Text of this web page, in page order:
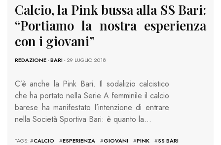
Calcio, la Pink bussa alla SS Bari:
“Portiamo la nostra esperienza
con i giovani”
REDAZIONE-BARI- 29 LUGLIO 2018
C’è anche la Pink Bari. Il sodalizio calcistico
che ha portato nella Serie A femminile il calcio
barese ha manifestato l’intenzione di entrare
nella Società Sportiva Bari: è quanto la…
TAGS: #CALCIO #ESPERIENZA #GIOVANI #PINK #SS BARI